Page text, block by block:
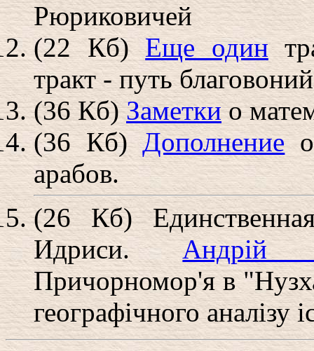
Рюриковичей
(22 Кб)Еще один
тракт - путь благовоний
(36 Кб)Заметкио
(36 Кб)Дополнениео
арабов.
(26 Кб)
Идриси.Андрій
Причорномор'я в
географічного аналізу